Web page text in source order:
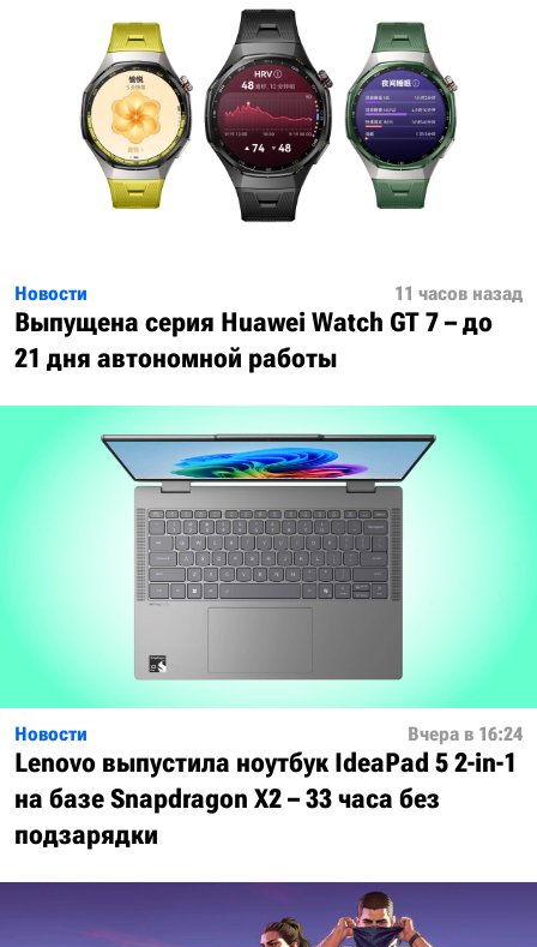
Новости 11 часов назад
Выпущена серия Huawei Watch GT 7 – до
21 дня автономной работы
Новости Вчера в 16:24
Lenovo выпустила ноутбук IdeaPad 5 2-in-1
на базе Snapdragon X2 – 33 часа без
подзарядки